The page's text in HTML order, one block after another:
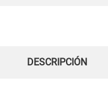
DESCRIPCIÓN